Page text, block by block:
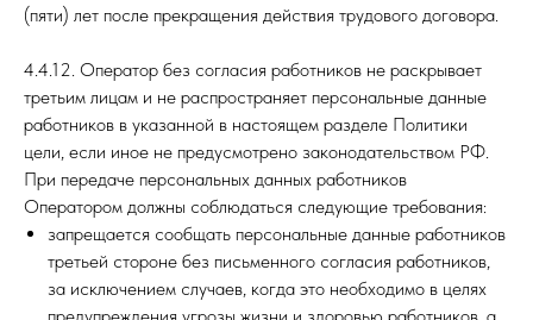
(пяти) лет после прекращения действия трудового договора.
4.4.12. Оператор без согласия работников не раскрывает
третьим лицам и не распространяет персональные данные
работников в указанной в настоящем разделе Политики
цели, если иное не предусмотрено законодательством РФ.
При передаче персональных данных работников
Оператором должны соблюдаться следующие требования:
запрещается сообщать персональные данные работников
третьей стороне без письменного согласия работников,
за исключением случаев, когда это необходимо в целях
предупреждения угрозы жизни и здоровью работников, а